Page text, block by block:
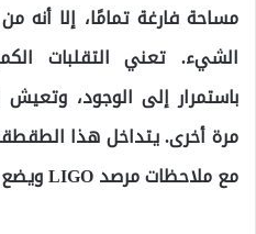
مساحة فارغة تمامًا، إلا
الشيء. تعني التقلبات
باستمرار إلى الوجود،
مرة أخرى. يتداخل هذا
مع ملاحظات مرصد LIGO ويضع حدًا صارمًا لها.